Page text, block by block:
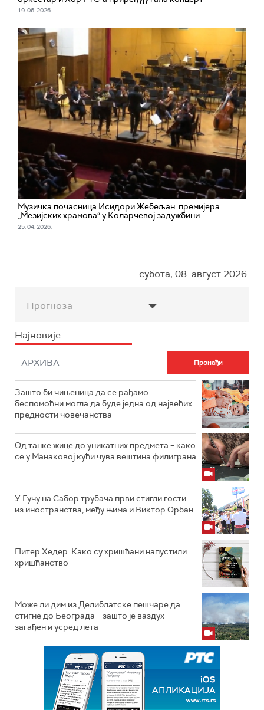
19. 06. 2026.
Музичка почасница Исидори Жебељан: премијера
„Мезијских храмова“ у Коларчевој задужбини
25. 04. 2026.
субота, 08. август 2026.
Прогноза
Најновије
Зашто би чињеница да се рађамо
беспомоћни могла да буде једна од највећих
предности човечанства
Од танке жице до уникатних предмета – како
се у Манаковој кући чува вештина филиграна
У Гучу на Сабор трубача први стигли гости
из иностранства, међу њима и Виктор Орбан
Питер Хедер: Како су хришћани напустили
хришћанство
Може ли дим из Делиблатске пешчаре да
стигне до Београда – зашто је ваздух
загађен и усред лета